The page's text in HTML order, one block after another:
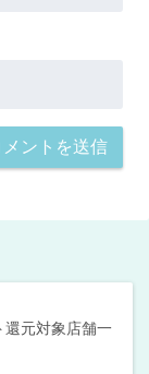
還元対象店舗一